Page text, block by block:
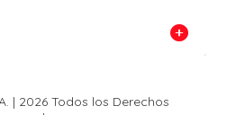
| 2026 Todos los Derechos